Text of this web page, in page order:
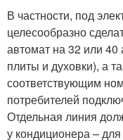
В частности, под
целесообразно
автомат на 32 или
плиты и духовки), а
соответствующим
потребителей
Отдельная линия
у кондиционера –